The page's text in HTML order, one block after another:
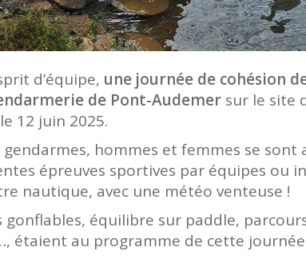
d’équipe, une journée de cohésion
de Pont-Audemer sur le site
12 juin 2025.
hommes et femmes se sont
épreuves sportives par équipes ou
nautique, avec une météo venteuse !
gonflables, équilibre sur paddle,
étaient au programme de cette